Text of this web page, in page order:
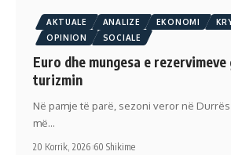
AKTUALE ANALIZE EKONOMI
OPINION
SOCIALE
Euro dhe mungesa e rezervimeve
turizmin
Në pamje të parë, sezoni veror në
më…
20 Korrik, 2026 60 Shikime